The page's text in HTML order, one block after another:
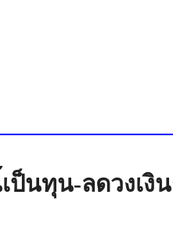
นทุน-ลดวงเงิ